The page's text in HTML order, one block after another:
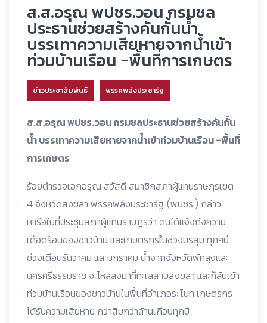
ส.ส.อรุณ พปชร.วอน กรมชล
ประธานช่วยสร้างคันกั้นน้ำ
บรรเทาความเสียหายจากน้ำเข้า
ท่วมบ้านเรือน -พื้นที่การเกษตร
ข่าวประชาสัมพันธ์ พรรคพลังประชารัฐ
ส.ส.อรุณ พปชร.วอน กรมชลประธานช่วยสร้างคันกั้น
น้ำ บรรเทาความเสียหายจากน้ำเข้าท่วมบ้านเรือน -พื้นที่
การเกษตร
ร้อยตำรวจเอกอรุณ สวัสดี สมาชิกสภาผู้แทนราษฎรเขต
4 จังหวัดสงขลา พรรคพลังประชารัฐ (พปชร.) กล่าว
หารือในที่ประชุมสภาผู้แทนราษฎรว่า ตนได้แจ้งถึงความ
เดือดร้อนของชาวบ้าน และเกษตรกรในช่วงมรสุม ทุกๆปี
ช่วงเดือนธันวาคม และมกราคม น้ำจากจังหวัดพัทลุงและ
นครศรีธรรมราช จะไหลลงมาที่ทะเลสาบสงขลา และก็ล้นเข้า
ท่วมบ้านเรือนของชาวบ้านในพื้นที่อำเภอระโนท เกษตรกร
ได้รับความเสียหาย กว่าสิบกว่าล้านเกือบทุกปี